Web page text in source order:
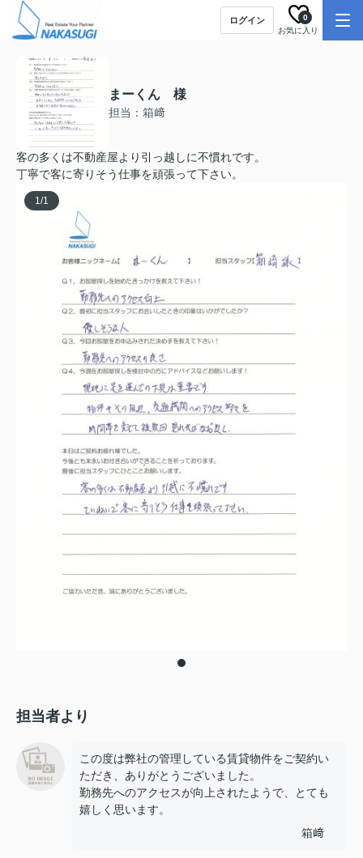
ログイン
お気に入り
0
まーくん 様
担当：箱﨑
客の多くは不動産屋より引っ越しに不慣れです。
丁寧で客に寄りそう仕事を頑張って下さい。
1/1
担当者より
この度は弊社の管理している賃貸物件をご契約い
ただき、ありがとうございました。
勤務先へのアクセスが向上されたようで、とても
嬉しく思います。
箱﨑